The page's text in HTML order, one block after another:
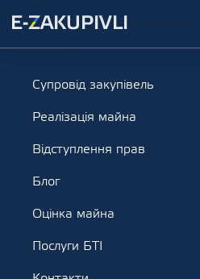
Супровід закупівель
Реалізація майна
Відступлення прав
Блог
Оцінка майна
Послуги БТІ